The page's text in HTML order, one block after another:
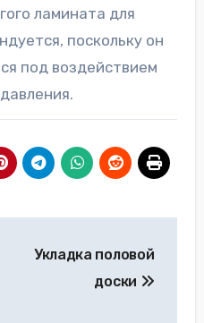
ламината для
поскольку он
под воздействием
Укладка половой
доски